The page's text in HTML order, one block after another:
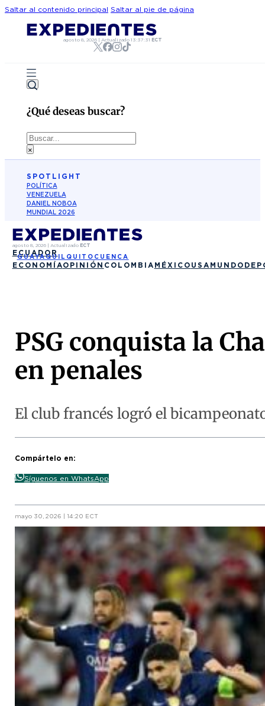
Saltar al contenido principal Saltar al pie de página
agosto 8, 2026| Actualizado 13:37:31 ECT
¿Qué deseas buscar?
Buscar
×
SPOTLIGHT
POLÍTICA
VENEZUELA
DANIEL NOBOA
MUNDIAL 2026
agosto 8, 2026| Actualizado ECT
ECUADOR
GUAYAQUIL QUITO CUENCA
ECONOMÍAOPINIÓN COLOMBIA MÉXICO USA MUNDO
PSG conquista la
en penales
El club francés logró el
Compártelo en:
Síguenos en WhatsApp
mayo 30, 2026 | 14:20 ECT